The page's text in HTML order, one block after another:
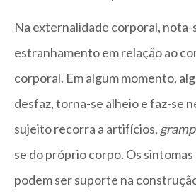
Na externalidade corporal, nota-
estranhamento em relação ao
corporal. Em algum momento,
desfaz, torna-se alheio e faz-se
sujeito recorra a artifícios,
se do próprio corpo. Os sintomas
podem ser suporte na